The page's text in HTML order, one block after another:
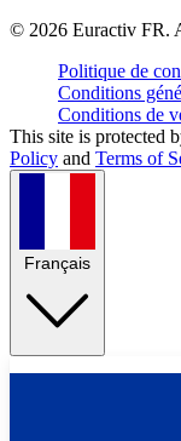
© 2026 Euractiv FR.
Politique de
Conditions
Conditions de
This site is protected
Policy and Terms of
Français